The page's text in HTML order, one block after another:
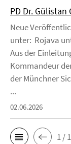
PD Dr.
Neue
unter: Rojava
Aus der
Kommandeur
der Münchner
...
02.06.2026
1 /